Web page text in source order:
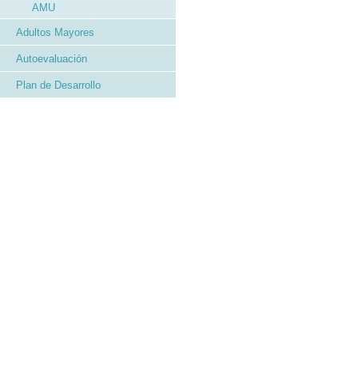
AMU
Adultos Mayores
Autoevaluación
Plan de Desarrollo